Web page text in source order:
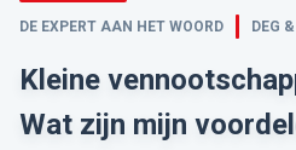
DE EXPERT AAN HET WOORD DEG
Kleine
Wat zijn mijn